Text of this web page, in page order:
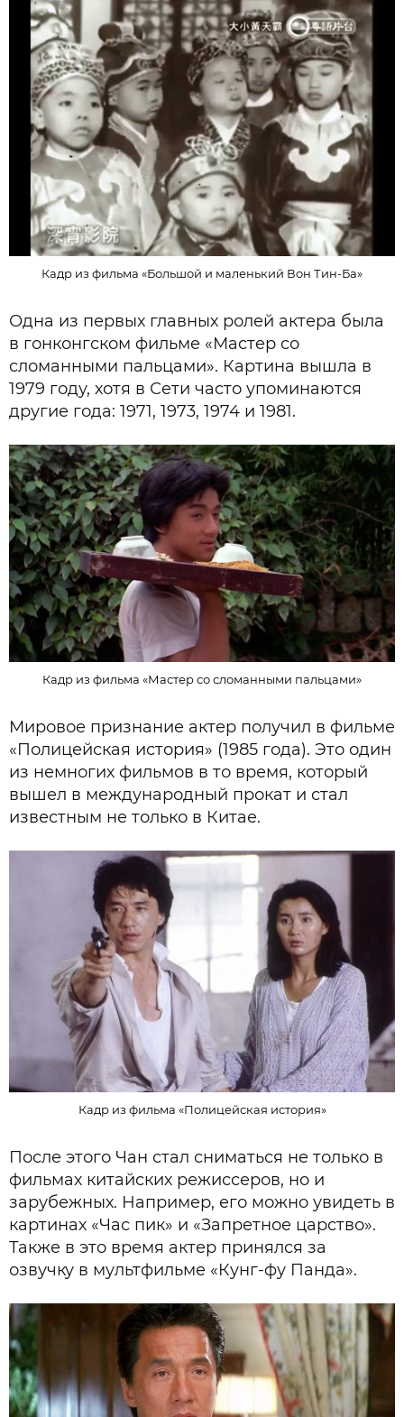
Кадр из фильма «Большой и маленький Вон Тин-Ба»
Одна из первых главных ролей актера была
в гонконгском фильме «Мастер со
сломанными пальцами». Картина вышла в
1979 году, хотя в Сети часто упоминаются
другие года: 1971, 1973, 1974 и 1981.
Кадр из фильма «Мастер со сломанными пальцами»
Мировое признание актер получил в фильме
«Полицейская история» (1985 года). Это один
из немногих фильмов в то время, который
вышел в международный прокат и стал
известным не только в Китае.
Кадр из фильма «Полицейская история»
После этого Чан стал сниматься не только в
фильмах китайских режиссеров, но и
зарубежных. Например, его можно увидеть в
картинах «Час пик» и «Запретное царство».
Также в это время актер принялся за
озвучку в мультфильме «Кунг-фу Панда».